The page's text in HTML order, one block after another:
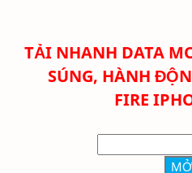
TẢI NHANH DATA
SÚNG, HÀNH
FIRE
MỞ